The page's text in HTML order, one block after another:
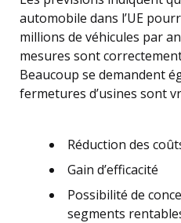
automobile dans l’UE
millions de véhicules par
mesures sont
Beaucoup se demandent
fermetures d’usines sont
Réduction des
Gain d’efficacité
Possibilité de
segments